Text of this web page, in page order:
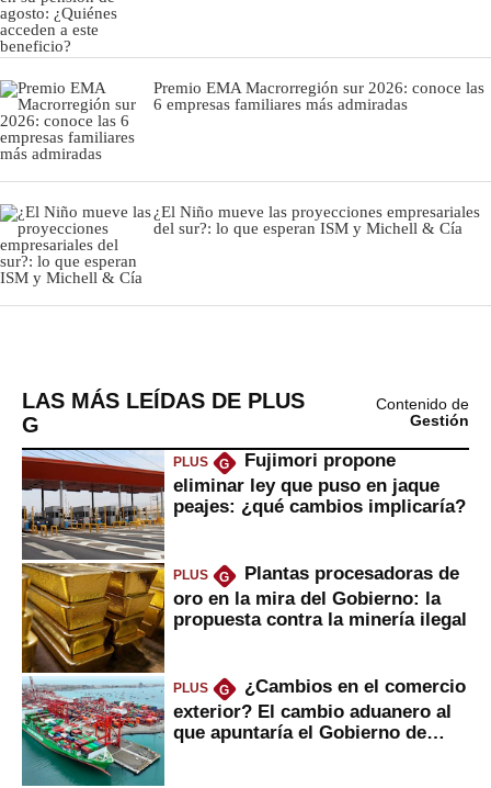
Premio EMA Macrorregión sur 2026: conoce las
6 empresas familiares más admiradas
¿El Niño mueve las proyecciones empresariales
del sur?: lo que esperan ISM y Michell & Cía
LAS MÁS LEÍDAS DE PLUS
G
Contenido de
Gestión
PLUS G
Fujimori propone
eliminar ley que puso en jaque
peajes: ¿qué cambios implicaría?
PLUS G
Plantas procesadoras de
oro en la mira del Gobierno: la
propuesta contra la minería ilegal
PLUS G
¿Cambios en el comercio
exterior? El cambio aduanero al
que apuntaría el Gobierno de